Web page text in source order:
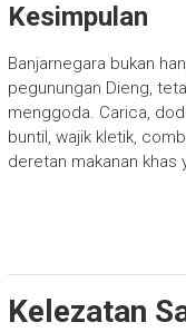
Kesimpulan
Banjarnegara bukan
pegunungan Dieng,
menggoda. Carica,
buntil, wajik kletik,
deretan makanan khas
Kelezatan